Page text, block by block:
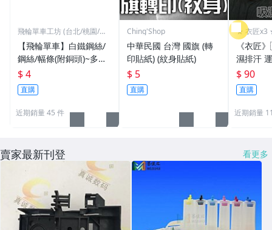
飛輪單車工坊 (台北/桃園/高
【飛輪單車】白鐵鋼絲/
鋼絲/幅條(附銅頭)~多種
規格/一支價格需要多少
買多少[1101]
$ 4
直購
近期銷量 45 件
Ching'Shop
中華民國 台灣 國旗 (轉
印貼紙) (紋身貼紙)
$ 5
直購
★ 衣匠x3
《衣匠
濕排汗
頭巾 機
盜帽
$ 90
直購
近期銷量
賣家最新刊登 看更多